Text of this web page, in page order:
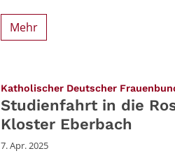
Mehr
Katholischer Deutscher
Studienfahrt in die
Kloster Eberbach
7. Apr. 2025